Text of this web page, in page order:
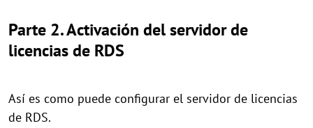
Parte 2. Activación del servidor de
licencias de RDS
Así es como puede configurar el servidor de licencias
de RDS.